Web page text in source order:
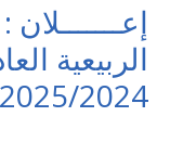
الربيعية
2025/2024